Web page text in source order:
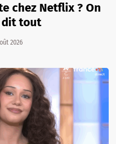
chez Netflix ? On
dit tout
2026